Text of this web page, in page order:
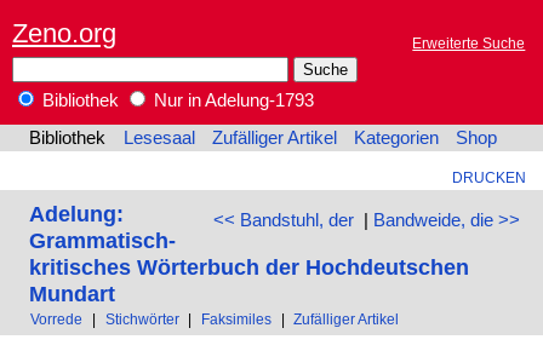
Zeno.org Erweiterte Suche
Bibliothek
Nur in Adelung-1793
Bibliothek
Lesesaal Zufälliger Artikel Kategorien Shop
DRUCKEN
<< Bandstuhl, der| Bandweide, die >>
Adelung:
Grammatisch-
kritisches Wörterbuch der Hochdeutschen
Mundart
Vorrede Stichwörter Faksimiles Zufälliger Artikel